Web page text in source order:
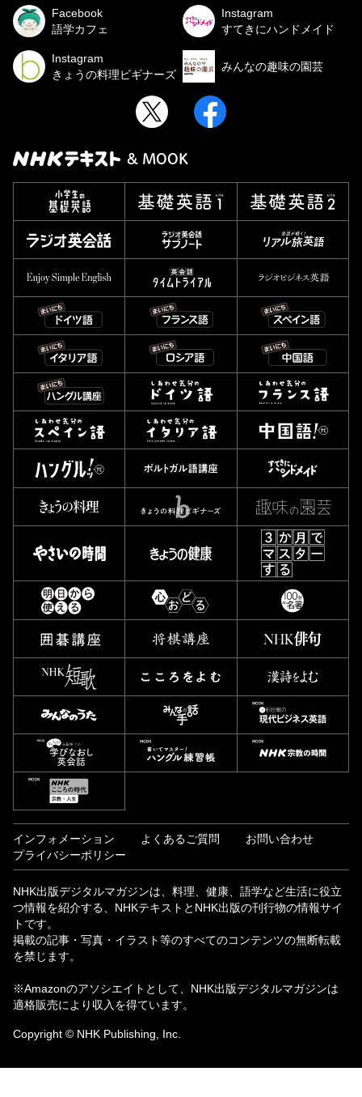
Facebook
語学カフェ
Instagram
すてきにハンドメイド
Instagram
きょうの料理ビギナーズ
みんなの趣味の園芸
& MOOK
インフォメーション よくあるご質問
お問い合わせ
プライバシーポリシー
NHK出版デジタルマガジンは、料理、健康、語学など生活に役立
つ情報を紹介する、NHKテキストとNHK出版の刊行物の情報サイ
トです。
掲載の記事・写真・イラスト等のすべてのコンテンツの無断転載
を禁じます。
※Amazonのアソシエイトとして、NHK出版デジタルマガジンは
適格販売により収入を得ています。
Copyright © NHK Publishing, Inc.